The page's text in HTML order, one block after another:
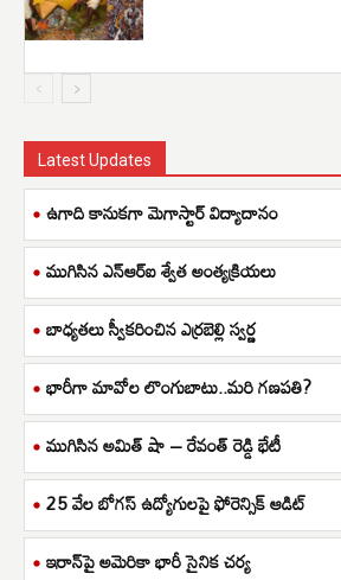
Latest Updates
ఉగాది కానుకగా మెగాస్టార్ విద్యాదానం
ముగిసిన ఎన్ఆర్ఐ శ్వేత అంత్యక్రియలు
బాధ్యతలు స్వీకరించిన ఎర్రబెల్లి స్వర్ణ
భారీగా మావోల లొంగుబాటు..మరి గణపతి?
ముగిసిన అమిత్ షా – రేవంత్ రెడ్డి భేటీ
25 వేల బోగస్ ఉద్యోగులపై ఫోరెన్సిక్ ఆడిట్
ఇరాన్‌పై అమెరికా భారీ సైనిక చర్య